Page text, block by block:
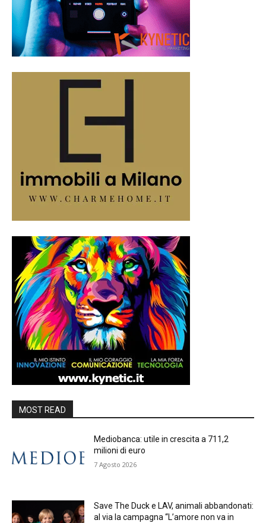
MOST READ
Mediobanca: utile in crescita a 711,2
milioni di euro
7 Agosto 2026
Save The Duck e LAV, animali abbandonati:
al via la campagna “L’amore non va in